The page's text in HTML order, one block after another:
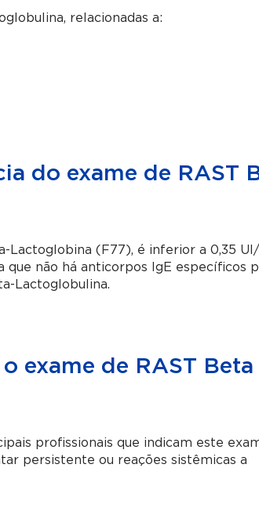
relacionadas a:
do exame de RAST
Lactoglobina (F77), é inferior a 0,35
não há anticorpos IgE específicos
Lactoglobulina.
exame de RAST Beta
profissionais que indicam este
persistente ou reações sistêmicas a